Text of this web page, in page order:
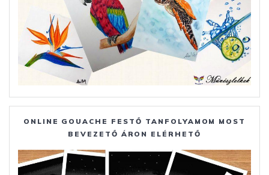
ONLINE GOUACHE FESTŐ TANFOLYAMOM MOST
BEVEZETŐ ÁRON ELÉRHETŐ